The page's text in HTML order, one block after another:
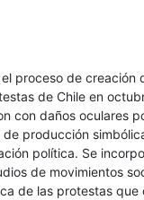
proceso de creación
de Chile en
con daños oculares
de producción
política. Se
de movimientos
de las protestas que